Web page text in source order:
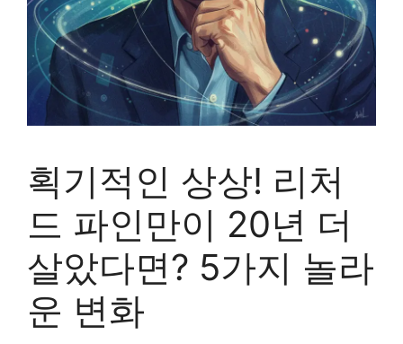
획기적인 상상! 리처
드 파인만이 20년 더
살았다면? 5가지 놀라
운 변화